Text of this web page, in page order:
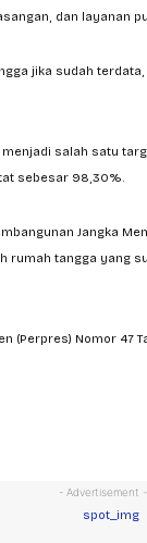
dan layanan
jika sudah
salah satu
sebesar 98,30%.
Jangka
rumah tangga yang
Nomor 47
- Advertisement -